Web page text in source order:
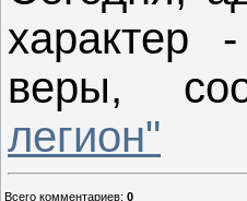
характер
веры,
легион"
Всего комментариев: 0